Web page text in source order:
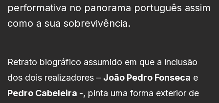
performativa no panorama português assim
como a sua sobrevivência.
Retrato biográfico assumido em que a inclusão
dos dois realizadores – João Pedro Fonseca e
Pedro Cabeleira -, pinta uma forma exterior de